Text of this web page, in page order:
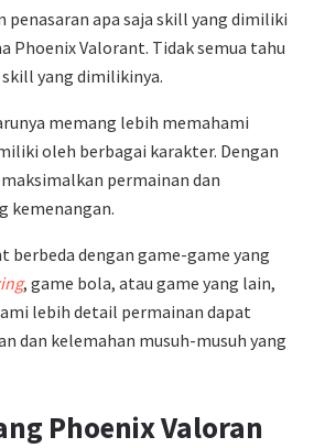
penasaran apa saja skill yang dimiliki
Phoenix Valorant. Tidak semua tahu
yang dimilikinya.
memang lebih memahami
oleh berbagai karakter. Dengan
permainan dan
kemenangan.
berbeda dengan game-game yang
, game bola, atau game yang lain,
lebih detail permainan dapat
dan kelemahan musuh-musuh yang
Phoenix Valoran